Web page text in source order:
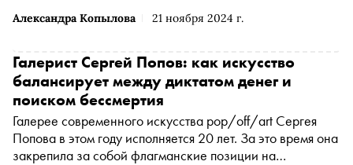
Александра Копылова 21 ноября 2024 г.
Галерист Сергей Попов: как искусство
балансирует между диктатом денег и
поиском бессмертия
Галерее современного искусства pop/off/art Сергея
Попова в этом году исполняется 20 лет. За это время она
закрепила за собой флагманские позиции на